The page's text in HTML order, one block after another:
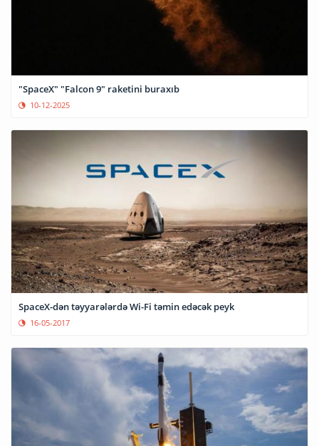
"SpaceX" "Falcon 9" raketini buraxıb
10-12-2025
SpaceX-dən təyyarələrdə Wi-Fi təmin edəcək peyk
16-05-2017